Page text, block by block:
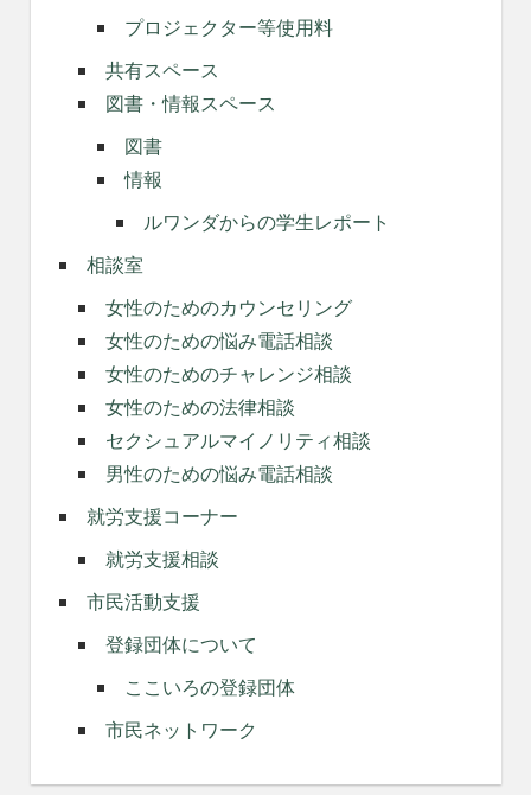
プロジェクター等使用料
共有スペース
図書・情報スペース
図書
情報
ルワンダからの学生レポート
相談室
女性のためのカウンセリング
女性のための悩み電話相談
女性のためのチャレンジ相談
女性のための法律相談
セクシュアルマイノリティ相談
男性のための悩み電話相談
就労支援コーナー
就労支援相談
市民活動支援
登録団体について
ここいろの登録団体
市民ネットワーク